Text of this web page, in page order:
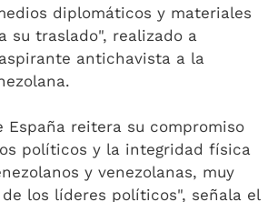
diplomáticos y materiales
su traslado", realizado a
antichavista a la
España reitera su compromiso
políticos y la integridad física
y venezolanas, muy
los líderes políticos", señala el